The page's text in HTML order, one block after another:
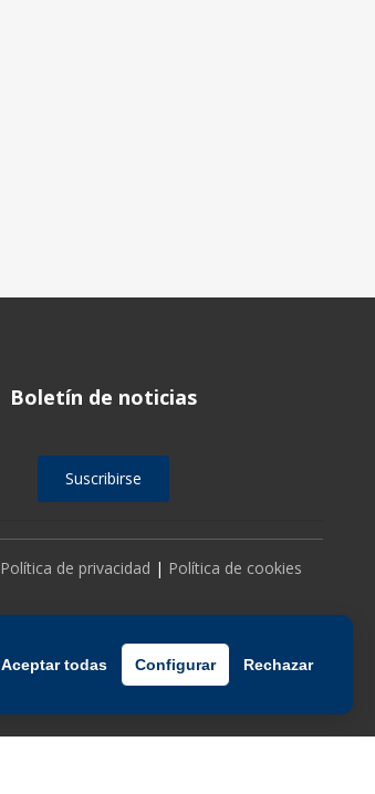
Aceptar todas Configurar Rechazar
Boletín de noticias
Suscribirse
Política de privacidad | Política de cookies